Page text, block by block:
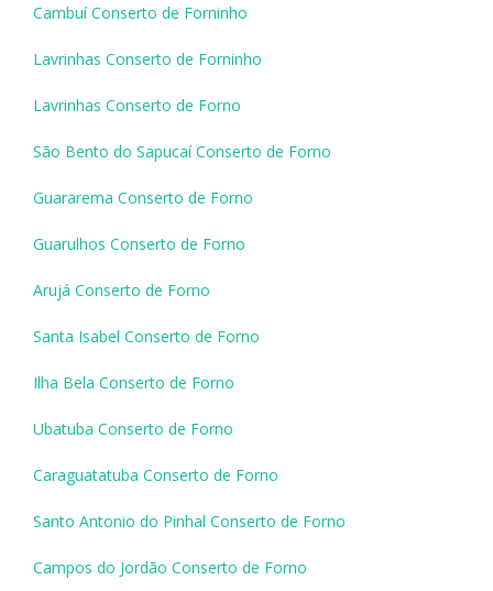
Cambuí Conserto de Forninho
Lavrinhas Conserto de Forninho
Lavrinhas Conserto de Forno
São Bento do Sapucaí Conserto de Forno
Guararema Conserto de Forno
Guarulhos Conserto de Forno
Arujá Conserto de Forno
Santa Isabel Conserto de Forno
Ilha Bela Conserto de Forno
Ubatuba Conserto de Forno
Caraguatatuba Conserto de Forno
Santo Antonio do Pinhal Conserto de Forno
Campos do Jordão Conserto de Forno